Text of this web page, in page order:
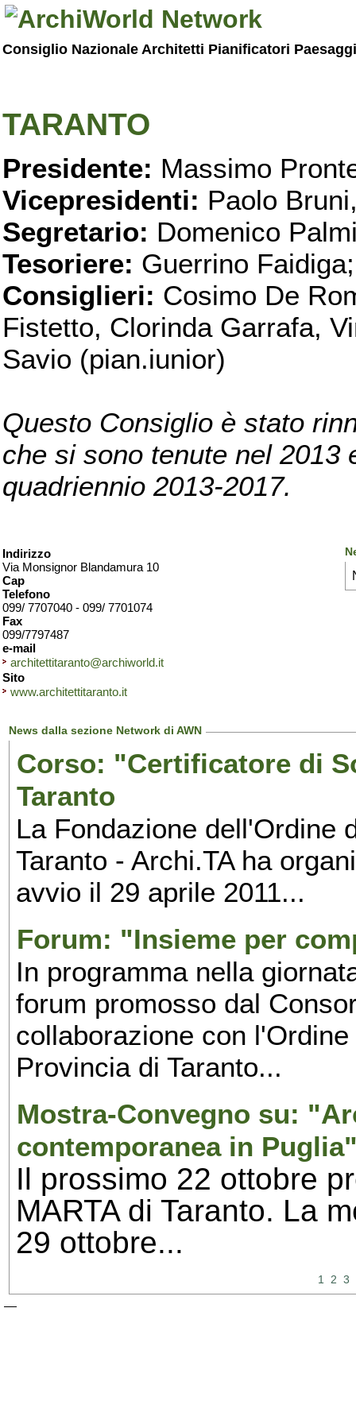
Consiglio Nazionale Architetti Pianificatori
TARANTO
Presidente: Massimo
Vicepresidenti: Paolo
Segretario: Domenico
Tesoriere: Guerrino Faidiga;
Consiglieri: Cosimo De
Fistetto, Clorinda Garrafa,
Savio (pian.iunior)
Questo Consiglio è stato
che si sono tenute nel 2013
quadriennio 2013-2017.
Indirizzo
Via Monsignor Blandamura 10
Cap
Telefono
099/ 7707040 - 099/ 7701074
Fax
099/7797487
e-mail
architettitaranto@archiworld.it
Sito
www.architettitaranto.it
News dalla sezione Network di AWN
Corso: "Certificatore di
Taranto
La Fondazione dell'Ordine
Taranto - Archi.TA ha
avvio il 29 aprile 2011...
Forum: "Insieme per
In programma nella
forum promosso dal
collaborazione con
Provincia di Taranto...
Mostra-Convegno su:
contemporanea in
Il prossimo 22 ottobre
MARTA di Taranto. La
29 ottobre...
1 2 3